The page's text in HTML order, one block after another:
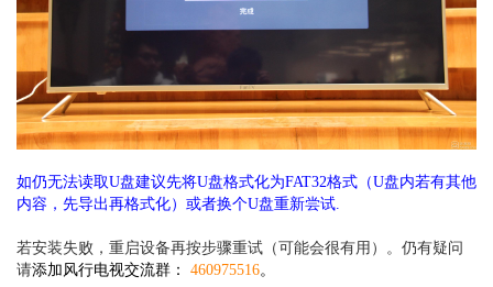
如仍无法读取U盘建议先将U盘格式化为FAT32格式（U盘内若有其他
内容，先导出再格式化）或者换个U盘重新尝试.
若安装失败，重启设备再按步骤重试（可能会很有用）。仍有疑问
请添加风行电视交流群： 460975516。